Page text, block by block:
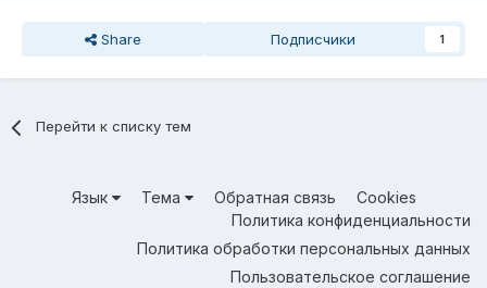
Share Подписчики 1
Перейти к списку тем
Язык Тема Обратная связь
Cookies
Политика конфиденциальности
Политика обработки персональных данных
Пользовательское соглашение